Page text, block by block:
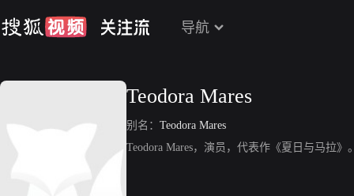
导航
Teodora Mares
别名： Teodora Mares
Teodora Mares，演员，代表作《夏日与马拉》